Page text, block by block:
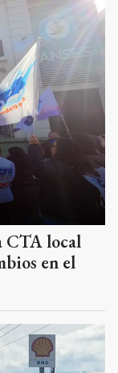
CTA local
en el